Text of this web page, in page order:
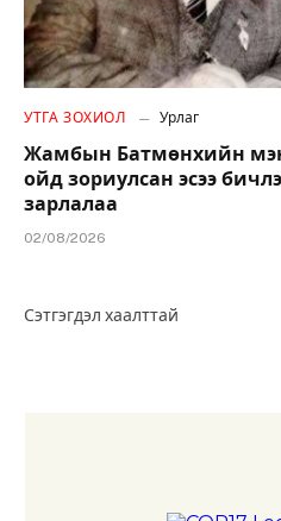
УТГА ЗОХИОЛ Урлаг
Жамбын Батмөнхийн
ойд зориулсан эсээ
зарлалаа
02/08/2026
Сэтгэгдэл хаалттай